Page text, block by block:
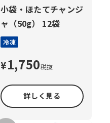
小袋・ほたてチャンジ
ャ（50g） 12袋
冷凍
¥1,750税抜
詳しく見る